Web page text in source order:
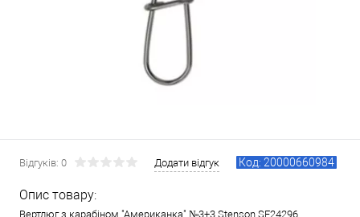
Відгуків: 0 Додати відгук Код: 20000660984
Опис товару:
Вертлюг з карабіном "Американка" №3+3 Stenson SF24296